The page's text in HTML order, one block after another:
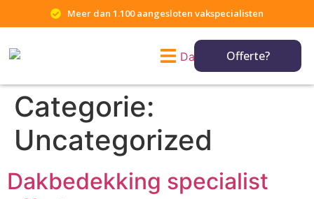
Meer dan 1.100 aangesloten vakspecialisten
Offerte?
Categorie:
Uncategorized
Dakbedekking specialist